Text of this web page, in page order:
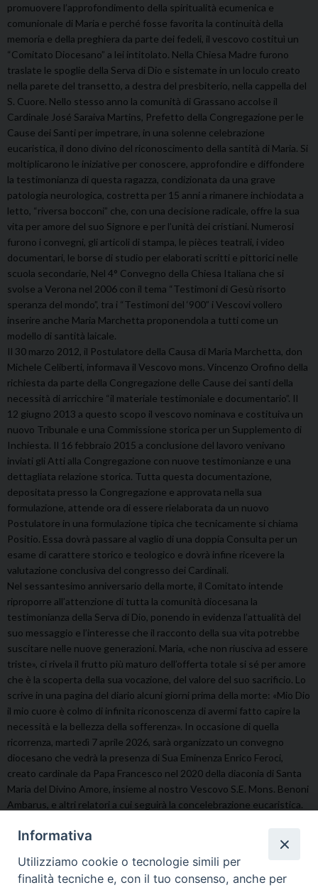
promuovere l’approfondimento della spiritualità ecumenica e
comunionale di Maria e perché fosse favorita la continuità della
memoria e della preghiera da parte dei fedeli, il vescovo costituì un
“Comitato Diocesano” a lei intitolato. Nella Chiesa Madre furono
traslate le spoglie della Serva di Dio e sistemate in un loculo creato
nella parete del transetto, a destra del presbiterio, nella cappella del
S. Cuore. Nello stesso anno la comunità di Grassano accolse il
Cardinale José Saraiva Martins, Prefetto della Congregazione per le
Cause dei Santi per impetrare, in una solenne celebrazione
eucaristica, il dono divino del riconoscimento della santità di Maria. Si
moltiplicarono le iniziative per conoscere, approfondire e diffondere
la testimonianza di questa ragazza, condizionata da una grave
patologia neurologica, costretta per 15 anni a rimanere inchiodata a
letto, “riversa bocconi” che, con una decisione radicale, offre la sua
vita per amore del suo Signore e per l’unità dei cristiani. Numerosi
furono i convegni, gli articoli di stampa, le pièces teatrali, i video
documentari, le borse di studio per elaborati scritti e pittorici nelle
scuola secondarie, Nel 4° Convegno della Chiesa Italiana che si
svolse a Verona nel 2006 con il tema “Testimoni di Gesù risorto
speranza del mondo”, tra i “Testimoni del ‘900” i Vescovi vollero
inserire anche Maria Marchetta proponendola a tutti come un
modello di santità laicale.
Il 30 marzo 2012, il Postulatore della Causa di Maria Marchetta, don
Michele Celiberti, informava il Vescovo mons. Vincenzo Orofino della
richiesta da parte della Congregazione delle Cause dei santi della
necessità di arricchire “il materiale testimoniale e documentario”. Il
12 giugno 2013 a questo scopo il vescovo nominava e costituiva un
nuovo Tribunale e una Commissione storica per un Supplemento di
Inchiesta. Il 16 febbraio 2015 a conclusione del lavoro venivano
inviati gli Atti alla Congregazione con nuove testimonianze e una
dettagliata relazione storica. Tutta questa documentazione,
depositata presso la Congregazione e approvata nella sua
formulazione, attende ora di essere rielaborata da un nuovo
Postulatore in una formulazione tipica che tecnicamente si chiama
Positio. Essa dovrà passare al vaglio di una doppia Consulta per un
esame di carattere storico e teologico e dovrà infine ricevere la
valutazione conclusiva del congresso dei Cardinali.
Nel sessantesimo anniversario della morte, il Comitato intende
riproporre all’attenzione di tutta la comunità diocesana la
testimonianza della Serva di Dio, ponendo in evidenza l’attualità del
suo messaggio e l’interesse che il racconto della sua vita potrebbe
suscitare nelle nuove generazioni. Maria, «che non riusciva ad essere
triste», ci rivela il frutto più maturo dell’offerta totale si sé per amore
che è la scoperta della sua vocazione, del valore del suo sacrificio. Lo
scrive in una pagina del diario alcuni giorni prima della morte: «Mio Dio
il mio cuore è colmo di infinita riconoscenza di avermi fatto capire la
necessità e la bellezza della sofferenza». In occasione di quella
ricorrenza, martedì 7 aprile 2026, sarà organizzato un convegno
diocesano che vedrà la presenza di Sua Eminenza Enrico Feroci,
creato cardinale da Papa Francesco nel 2020 della diaconia di Santa
Maria del Divino Amore, insieme al nostro Vescovo S.E. Mons. Benoni
Ambarus, e altri relatori a cui seguirà la concelebrazione eucaristica.
Grassano, 13 febbraio 2026
Don Giovanni Grassani
Delegato Commissione “Maria Marchetta”
Informativa
Utilizziamo cookie o tecnologie simili per
finalità tecniche e, con il tuo consenso, anche per